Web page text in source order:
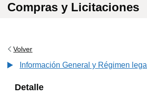
Compras y Licitaciones
Volver
Información General y Régimen legal
Detalle